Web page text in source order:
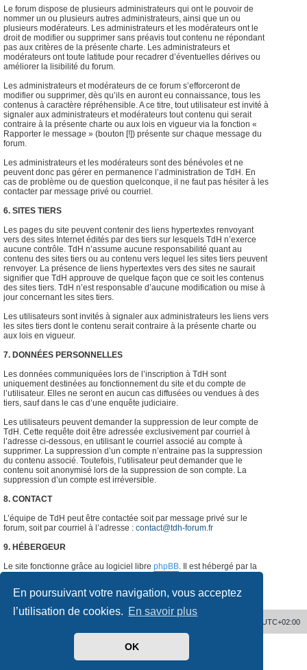
En poursuivant votre navigation, vous acceptez
l’utilisation de cookies. En savoir plus
OK
Le forum dispose de plusieurs administrateurs qui ont le pouvoir de
nommer un ou plusieurs autres administrateurs, ainsi que un ou
plusieurs modérateurs. Les administrateurs et les modérateurs ont le
droit de modifier ou supprimer sans préavis tout contenu ne répondant
pas aux critères de la présente charte. Les administrateurs et
modérateurs ont toute latitude pour recadrer d’éventuelles dérives ou
améliorer la lisibilité du forum.
Les administrateurs et modérateurs de ce forum s’efforceront de
modifier ou supprimer, dès qu’ils en auront eu connaissance, tous les
contenus à caractère répréhensible. A ce titre, tout utilisateur est invité à
signaler aux administrateurs et modérateurs tout contenu qui serait
contraire à la présente charte ou aux lois en vigueur via la fonction «
Rapporter le message » (bouton [!]) présente sur chaque message du
forum.
Les administrateurs et les modérateurs sont des bénévoles et ne
peuvent donc pas gérer en permanence l’administration de TdH. En
cas de problème ou de question quelconque, il ne faut pas hésiter à les
contacter par message privé ou courriel.
6. SITES TIERS
Les pages du site peuvent contenir des liens hypertextes renvoyant
vers des sites Internet édités par des tiers sur lesquels TdH n’exerce
aucune contrôle. TdH n’assume aucune responsabilité quant au
contenu des sites tiers ou au contenu vers lequel les sites tiers peuvent
renvoyer. La présence de liens hypertextes vers des sites ne saurait
signifier que TdH approuve de quelque façon que ce soit les contenus
des sites tiers. TdH n’est responsable d’aucune modification ou mise à
jour concernant les sites tiers.
Les utilisateurs sont invités à signaler aux administrateurs les liens vers
les sites tiers dont le contenu serait contraire à la présente charte ou
aux lois en vigueur.
7. DONNÉES PERSONNELLES
Les données communiquées lors de l’inscription à TdH sont
uniquement destinées au fonctionnement du site et du compte de
l’utilisateur. Elles ne seront en aucun cas diffusées ou vendues à des
tiers, sauf dans le cas d’une enquête judiciaire.
Les utilisateurs peuvent demander la suppression de leur compte de
TdH. Cette requête doit être adressée exclusivement par courriel à
l’adresse ci-dessous, en utilisant le courriel associé au compte à
supprimer. La suppression d’un compte n’entraine pas la suppression
du contenu associé. Toutefois, l’utilisateur peut demander que le
contenu soit anonymisé lors de la suppression de son compte. La
suppression d’un compte est irréversible.
8. CONTACT
L’équipe de TdH peut être contactée soit par message privé sur le
forum, soit par courriel à l’adresse : contact@tdh-forum.fr
9. HÉBERGEUR
Le site fonctionne grâce au logiciel libre phpBB. Il est hébergé par la
France.
UTC+02:00
phpBB ® Forum Software © phpBB Limited
phpBB-fr.com